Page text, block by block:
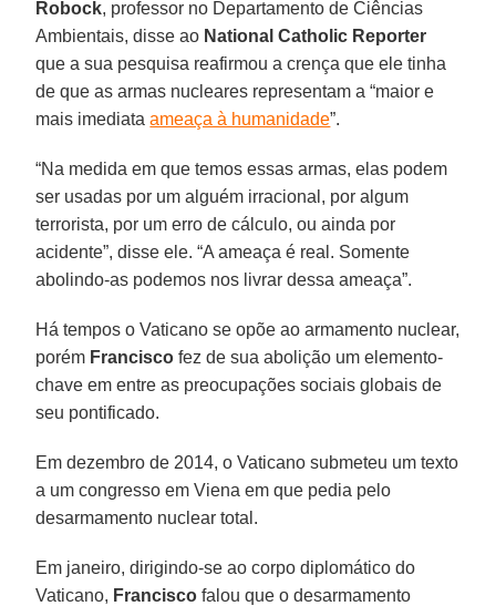
Robock, professor no Departamento de Ciências
Ambientais, disse ao National Catholic Reporter
que a sua pesquisa reafirmou a crença que ele tinha
de que as armas nucleares representam a “maior e
mais imediataameaça à humanidade”.
“Na medida em que temos essas armas, elas podem
ser usadas por um alguém irracional, por algum
terrorista, por um erro de cálculo, ou ainda por
acidente”, disse ele. “A ameaça é real. Somente
abolindo-as podemos nos livrar dessa ameaça”.
Há tempos o Vaticano se opõe ao armamento nuclear,
porém Francisco fez de sua abolição um elemento-
chave em entre as preocupações sociais globais de
seu pontificado.
Em dezembro de 2014, o Vaticano submeteu um texto
a um congresso em Viena em que pedia pelo
desarmamento nuclear total.
Em janeiro, dirigindo-se ao corpo diplomático do
Vaticano, Francisco falou que o desarmamento